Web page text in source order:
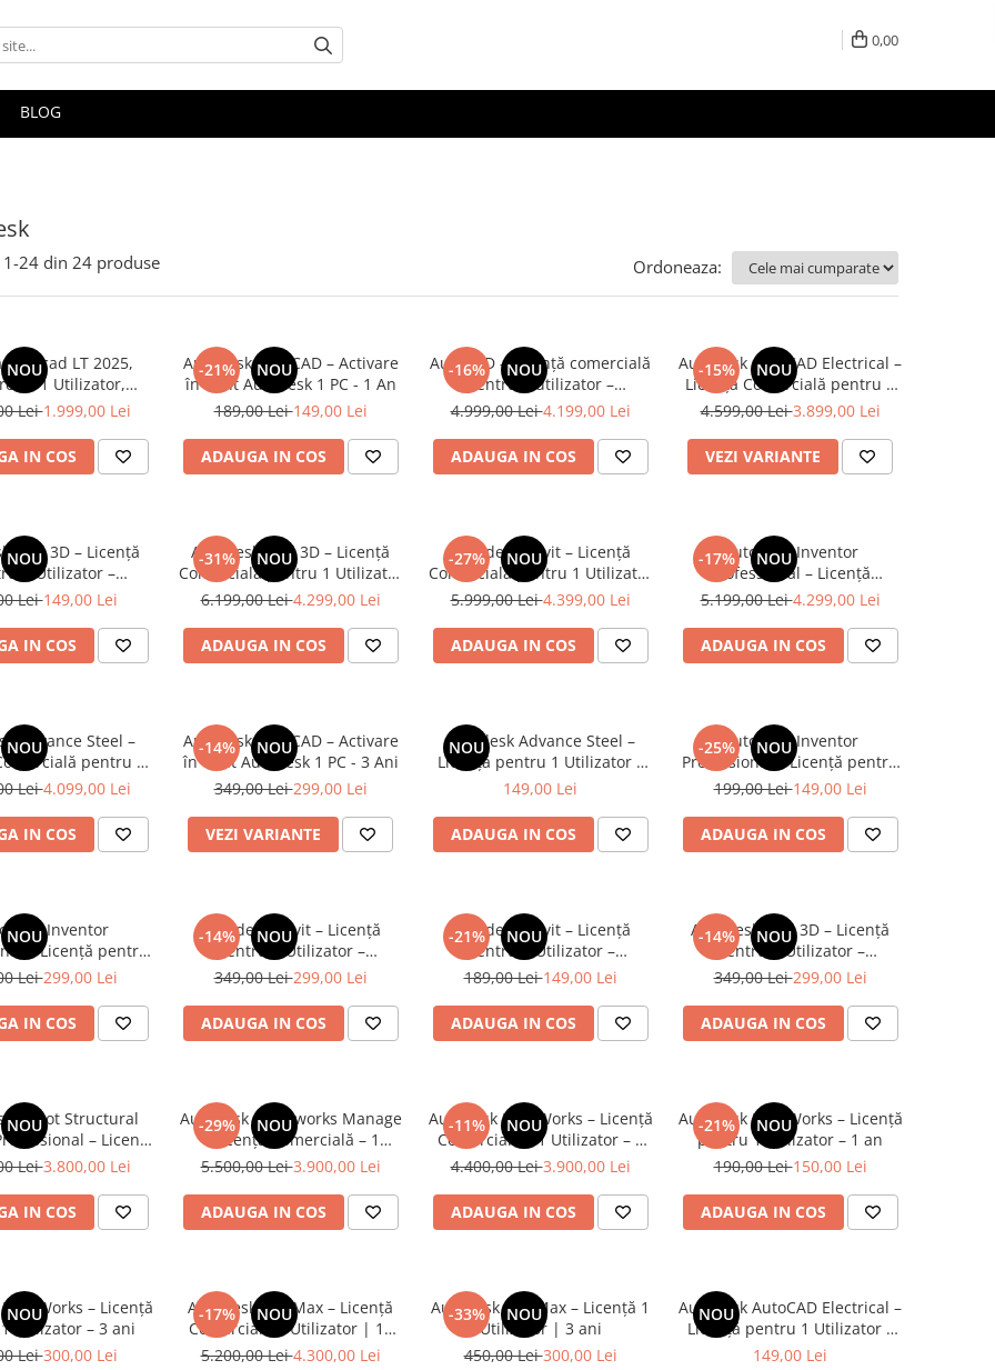
0,00
BLOG
1-24 din 24 produse Ordoneaza:
NOU
Autocad LT 2025,
1 Utilizator,
1 an
Lei1.999,00 Lei
IN COS
-21% NOU
Autodesk AutoCAD – Activare
în Cont Autodesk 1 PC - 1 An
189,00 Lei149,00 Lei
ADAUGA IN COS
-16% NOU
AutoCAD – Licență comercială
pentru 1 utilizator –
valabilitate 12 luni
4.999,00 Lei4.199,00 Lei
ADAUGA IN COS
-15% NOU
Autodesk AutoCAD Electrical –
Licență Comercială pentru 1
Utilizator – Valabilitate 12 Luni
4.599,00 Lei3.899,00 Lei
VEZI VARIANTE
NOU
Civil 3D – Licență
1 Utilizator –
1 an
Lei149,00 Lei
IN COS
-31% NOU
Autodesk Civil 3D – Licență
Comercială pentru 1 Utilizator
– Valabilitate 12 Luni
6.199,00 Lei4.299,00 Lei
ADAUGA IN COS
-27% NOU
Autodesk Revit – Licență
Comercială pentru 1 Utilizator
– Valabilitate 12 Luni
5.999,00 Lei4.399,00 Lei
ADAUGA IN COS
-17% NOU
Autodesk Inventor
Professional – Licență
Comercială pentru 1 Utilizator
5.199,00 Lei4.299,00 Lei
ADAUGA IN COS
NOU
Advance Steel –
pentru 1
Valabilitate 12 Luni
Lei4.099,00 Lei
IN COS
-14% NOU
Autodesk AutoCAD – Activare
în Cont Autodesk 1 PC - 3 Ani
349,00 Lei299,00 Lei
VEZI VARIANTE
NOU
Autodesk Advance Steel –
Licență pentru 1 Utilizator –
Valabilitate 1 an
149,00 Lei
ADAUGA IN COS
-25% NOU
Autodesk Inventor
Professional – Licență pentru
1 Utilizator – Valabilitate 1 an
199,00 Lei149,00 Lei
ADAUGA IN COS
NOU Inventor
– Licență pentru
– Valabilitate 3 ani
Lei299,00 Lei
IN COS
-14% NOU
Autodesk Revit – Licență
pentru 1 Utilizator –
Valabilitate 3 ani
349,00 Lei299,00 Lei
ADAUGA IN COS
-21% NOU
Autodesk Revit – Licență
pentru 1 Utilizator –
Valabilitate 1 an
189,00 Lei149,00 Lei
ADAUGA IN COS
-14% NOU
Autodesk Civil 3D – Licență
pentru 1 Utilizator –
Valabilitate 3 ani
349,00 Lei299,00 Lei
ADAUGA IN COS
NOU
Robot Structural
– Licență
– 1 Utilizator – 1
Lei3.800,00 Lei
IN COS
-29% NOU
Autodesk Navisworks Manage
– Licență Comercială – 1
Utilizator – 1an
5.500,00 Lei3.900,00 Lei
ADAUGA IN COS
-11% NOU
Autodesk InfraWorks – Licență
Comercială – 1 Utilizator – 1
an
4.400,00 Lei3.900,00 Lei
ADAUGA IN COS
-21% NOU
Autodesk InfraWorks – Licență
pentru 1 Utilizator – 1 an
190,00 Lei150,00 Lei
ADAUGA IN COS
NOU
– Licență
Utilizator – 3 ani
Lei300,00 Lei
-17% NOU
Autodesk 3ds Max – Licență
Comercială 1 Utilizator | 12
Luni
5.200,00 Lei4.300,00 Lei
-33% NOU
Autodesk 3ds Max – Licență 1
Utilizator | 3 ani
450,00 Lei300,00 Lei
NOU
Autodesk AutoCAD Electrical –
Licență pentru 1 Utilizator –
Valabilitate 1 An
149,00 Lei